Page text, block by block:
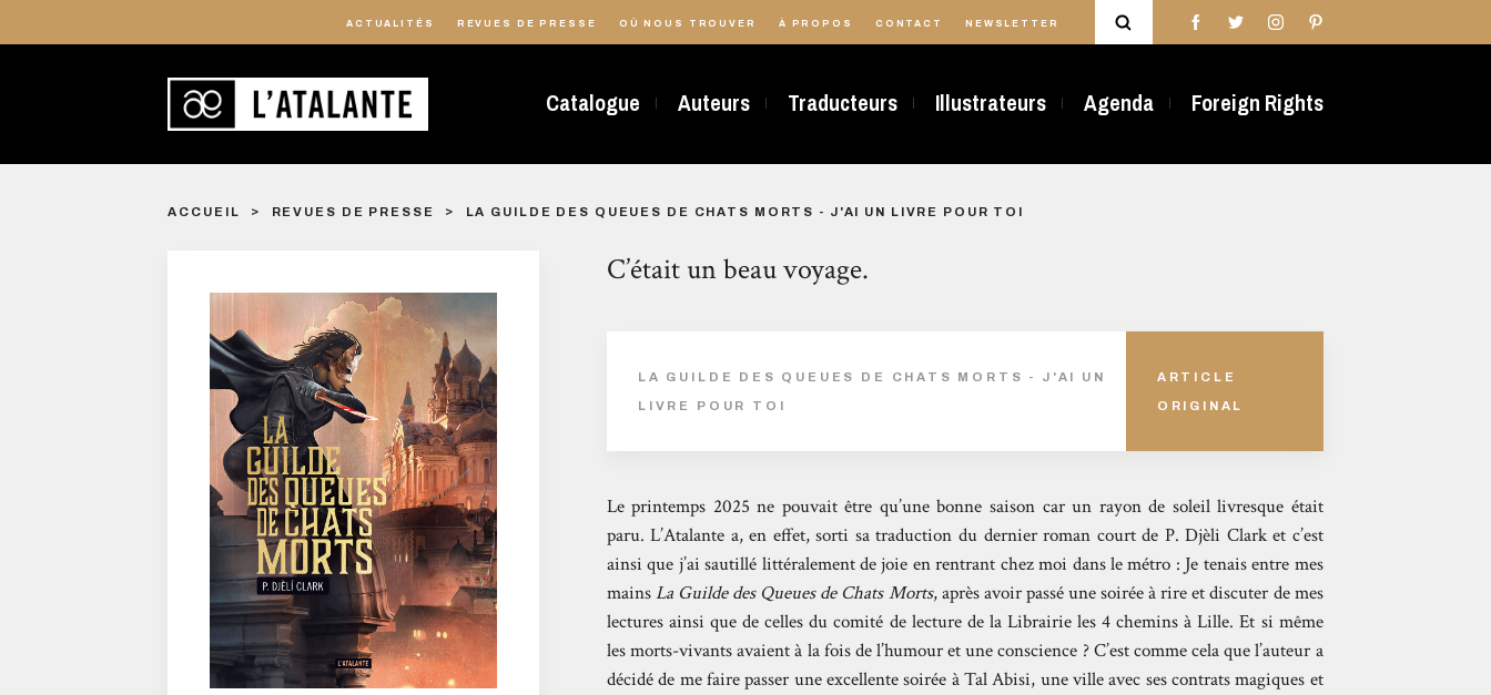
ACTUALITÉS REVUES DE PRESSE OÙ NOUS TROUVER À PROPOS CONTACT NEWSLETTER
Catalogue Auteurs Traducteurs Illustrateurs Agenda Foreign Rights
ACCUEIL REVUES DE PRESSE LA GUILDE DES QUEUES DE CHATS MORTS - J'AI UN LIVRE POUR TOI
C’était un beau voyage.
LA GUILDE DES QUEUES DE CHATS MORTS - J'AI UN
LIVRE POUR TOI
ARTICLE
ORIGINAL
Le printemps 2025 ne pouvait être qu’une bonne saison car un rayon de soleil livresque était
paru. L’Atalante a, en effet, sorti sa traduction du dernier roman court de P. Djèli Clark et c’est
ainsi que j’ai sautillé littéralement de joie en rentrant chez moi dans le métro : Je tenais entre mes
mainsLa Guilde des Queues de Chats Morts, après avoir passé une soirée à rire et discuter de mes
lectures ainsi que de celles du comité de lecture de la Librairie les 4 chemins à Lille. Et si même
les morts-vivants avaient à la fois de l’humour et une conscience ? C’est comme cela que l’auteur a
décidé de me faire passer une excellente soirée à Tal Abisi, une ville avec ses contrats magiques et